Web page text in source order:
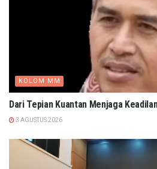
KOLOM MM
Dari Tepian Kuantan Menjaga
3 AGUSTUS 2026